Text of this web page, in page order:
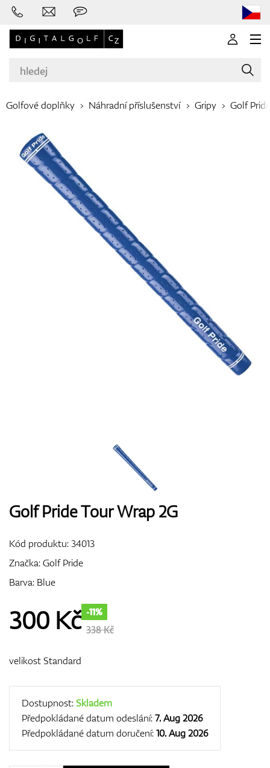
Oblečení
Bagy
Dárkové poukazy
Golfové doplňky Náhradní příslušenství Gripy Golf
Golf Pride Tour Wrap 2G
Kód produktu:34013
Značka:Golf Pride
Barva: Blue
300 Kč -11%
338 Kč
velikost Standard
Dostupnost:Skladem
Předpokládané datum odeslání:7. Aug 2026
Předpokládané datum doručení:10. Aug 2026